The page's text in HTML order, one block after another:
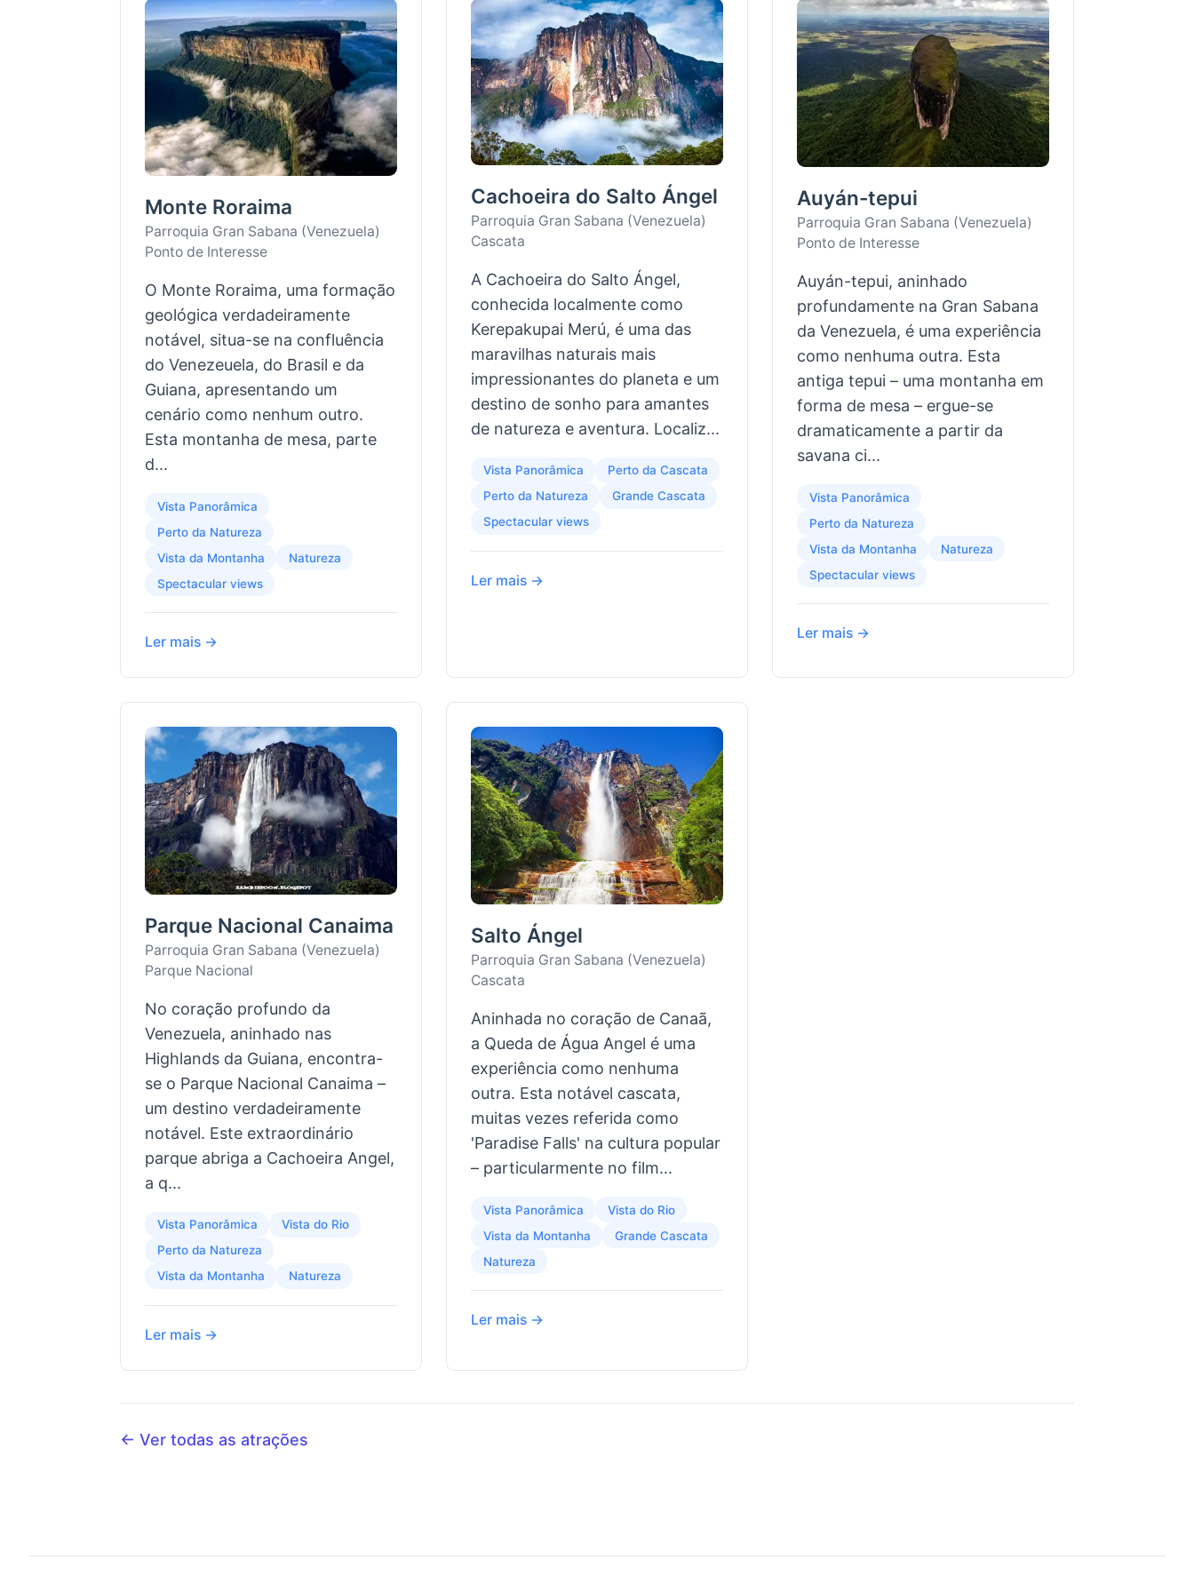
Monte Roraima
Parroquia Gran Sabana (Venezuela)
Ponto de Interesse
O Monte Roraima, uma formação
geológica verdadeiramente
notável, situa-se na confluência
do Venezeuela, do Brasil e da
Guiana, apresentando um
cenário como nenhum outro.
Esta montanha de mesa, parte
d...
Vista Panorâmica
Perto da Natureza
Vista da Montanha
Natureza
Spectacular views
Ler mais →
Cachoeira do Salto Ángel
Parroquia Gran Sabana (Venezuela)
Cascata
A Cachoeira do Salto Ángel,
conhecida localmente como
Kerepakupai Merú, é uma das
maravilhas naturais mais
impressionantes do planeta e um
destino de sonho para amantes
de natureza e aventura. Localiz...
Vista Panorâmica
Perto da Cascata
Perto da Natureza
Grande Cascata
Spectacular views
Ler mais →
Auyán-tepui
Parroquia Gran Sabana (Venezuela)
Ponto de Interesse
Auyán-tepui, aninhado
profundamente na Gran Sabana
da Venezuela, é uma experiência
como nenhuma outra. Esta
antiga tepui – uma montanha em
forma de mesa – ergue-se
dramaticamente a partir da
savana ci...
Vista Panorâmica
Perto da Natureza
Vista da Montanha
Natureza
Spectacular views
Ler mais →
Parque Nacional Canaima
Parroquia Gran Sabana (Venezuela)
Parque Nacional
No coração profundo da
Venezuela, aninhado nas
Highlands da Guiana, encontra-
se o Parque Nacional Canaima –
um destino verdadeiramente
notável. Este extraordinário
parque abriga a Cachoeira Angel,
a q...
Vista Panorâmica
Vista do Rio
Perto da Natureza
Vista da Montanha
Natureza
Ler mais →
Salto Ángel
Parroquia Gran Sabana (Venezuela)
Cascata
Aninhada no coração de Canaã,
a Queda de Água Angel é uma
experiência como nenhuma
outra. Esta notável cascata,
muitas vezes referida como
'Paradise Falls' na cultura popular
– particularmente no film...
Vista Panorâmica
Vista do Rio
Vista da Montanha
Grande Cascata
Natureza
Ler mais →
← Ver todas as atrações